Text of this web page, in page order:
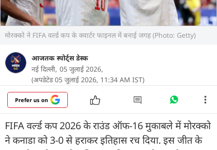
मोरक्को ने FIFA वर्ल्ड कप के क्वार्टर फाइनल में बनाई जगह (Photo: Getty)
आजतक स्पोर्ट्स डेस्क
नई दिल्ली, 05 जुलाई 2026,
(अपडेटेड 05 जुलाई 2026, 11:34 AM IST)
Prefer us on
FIFA वर्ल्ड कप 2026 के राउंड ऑफ-16 मुकाबले में मोरक्को
ने कनाडा को 3-0 से हराकर इतिहास रच दिया. इस जीत के